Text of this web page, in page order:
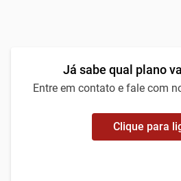
Já sabe qual plano
Entre em contato e fale com
Clique para